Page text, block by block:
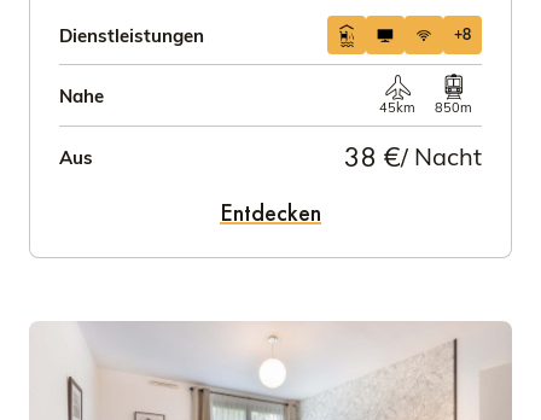
Dienstleistungen +8
Nahe
45km 850m
Aus 38 €/ Nacht
Entdecken